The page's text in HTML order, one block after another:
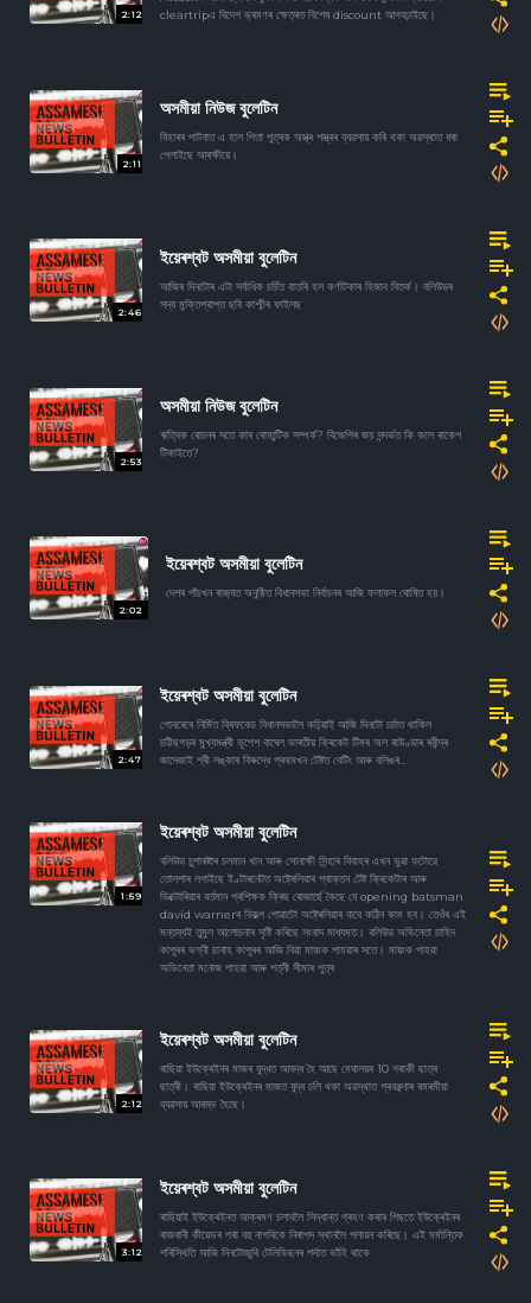
2:12
cleartripএ বিদেশ ভ্ৰমণৰ ক্ষেত্ৰত বিশেষ discount আগবঢ়াইছে।
2:11
অসমীয়া নিউজ বুলেটিন
বিহাৰৰ পাটনাত এ হাল পিতা পুত্ৰক অস্ত্ৰ শস্ত্ৰৰ ব্যৱসায় কৰি থকা অৱস্থাত ধৰা
পেলাইছে আৰক্ষীয়ে।
2:46
ইয়েৰশ্বট অসমীয়া বুলেটিন
আজিৰ দিনটোৰ এটা সৰ্বাধিক চৰ্চিত বাতৰি হল কৰ্ণাটকাৰ হিজাব বিতৰ্ক। বলিউডৰ
সদ্য মুক্তিপ্ৰাপ্ত ছবি কাশ্মীৰ ফাইলছ
2:53
অসমীয়া নিউজ বুলেটিন
ঋত্বিক ৰোচনৰ সতে কাৰ ৰোমান্টিক সম্পৰ্ক? বিজেপিৰ জয় সন্দৰ্ভত কি কলে ৰাকেশ
টিকাইতে?
2:02
ইয়েৰশ্বট অসমীয়া বুলেটিন
দেশৰ পাঁচখন ৰাজ‍্যত অনুষ্ঠিত বিধানসভা নিৰ্বাচনৰ আজি ফলাফল ঘোষিত হয়।
2:47
ইয়েৰশ্বট অসমীয়া বুলেটিন
গোবৰেৰে নিৰ্মিত ব্ৰিফকেচ বিধানসভালৈ কঢ়িয়াই আজি দিনটো চৰ্চাত থাকিল
চট্টিছগড়ৰ মুখ্যমন্ত্ৰী ভূপেশ বাঘেল ভাৰতীয় ক্ৰিকেট টিমৰ অল ৰাউণ্ডাৰ ৰবীন্দ্ৰ
জাদেজাই শ্ৰী লঙ্কাৰ বিৰুদ্ধে প্ৰথমখন টেষ্টত বেটিং আৰু বলিঙৰ...
1:59
ইয়েৰশ্বট অসমীয়া বুলেটিন
বলিউড চুপাৰষ্টাৰ চলমান খান আৰু সোনাক্ষী সিন্হাৰ বিবাহৰ এখন ভুৱা ফটোৱে
তোলপাৰ লগাইছে ইণ্টাৰনেটত অষ্ট্ৰেলিয়াৰ প্ৰাক্তন টেষ্ট ক্ৰিকেটাৰ আৰু
ভিক্টোৰিয়াৰ বৰ্তমান প্ৰশিক্ষক ক্ৰিছ ৰোজাৰ্ছে কৈছে যে opening batsman
david warnerৰ বিকল্প পোৱাটো অষ্ট্ৰেলিয়াৰ বাবে কঠিন কাম হব। তেওঁৰ এই
মন্তব্যই তুমুল আলোচনাৰ সৃষ্টি কৰিছে সংবাদ মাধ্যমত। বলিউড অভিনেতা চাহিদ
কাপুৰৰ ভগ্নী চানাহ কাপুৰৰ আজি বিয়া মায়ংক পাহৱাৰ সতে। মায়ংক পাহৱা
অভিনেতা মনোজ পাহৱা আৰু পত্নী সীমাৰ পুত্ৰ
2:12
ইয়েৰশ্বট অসমীয়া বুলেটিন
ৰাছিয়া ইউক্ৰেইনৰ মাজৰ যুদ্ধত আবদ্ধ হৈ আছে মেঘালয়ৰ 10 গৰাকী ছাত্ৰ
ছাত্ৰী। ৰাছিয়া ইউক্ৰেইনৰ মাজত যুদ্ধ চলি থকা অৱস্থাত প্ৰবঞ্ছনাৰ ৰমৰমীয়া
ব্যৱসায় আৰম্ভ হৈছে।
3:12
ইয়েৰশ্বট অসমীয়া বুলেটিন
ৰাছিয়াই ইউক্ৰেইনত আক্ৰমণ চলাবলৈ সিদ্ধান্ত গ্ৰহণ কৰাৰ পিছতে ইউক্ৰেইনৰ
ৰাজধানী কীয়েভৰ পৰা বহু নাগৰিকে নিৰাপদ স্থানলৈ পলায়ন কৰিছে। এই মৰ্মান্তিক
পৰিস্থিতি আজি দিনটোজুৰি টেলিভিছনৰ পৰ্দাত ভাঁহি থাকে